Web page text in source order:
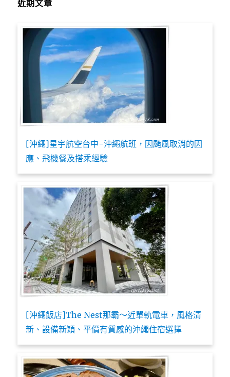
近期文章
[沖繩]星宇航空台中-沖繩航班，因颱風取消的因
應、飛機餐及搭乘經驗
[沖繩飯店]The Nest那霸～近單軌電車，風格清
新、設備新穎、平價有質感的沖繩住宿選擇